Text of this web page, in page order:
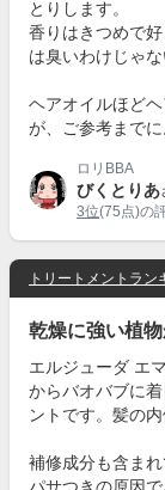
とりします。
香りはきつめで
は臭いわけじゃ
ヘアオイルほど
が、ご参考までに
ロリBBA
びくとりあ
3位(75点)の
トリートメントラン
乾燥に強い植
エルジューダ エ
からバオバブに
ントです。髪の
補修成分も含ま